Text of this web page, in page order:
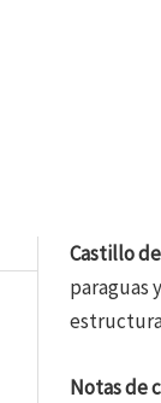
Castillo
paraguas
Notas de